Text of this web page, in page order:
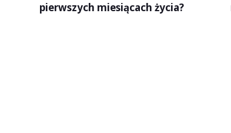
pierwszych miesiącach życia?